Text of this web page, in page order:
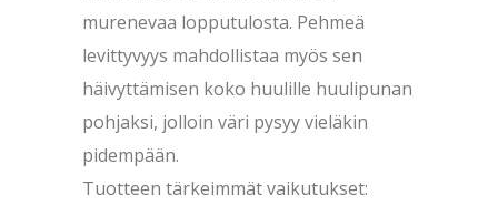
murenevaa lopputulosta. Pehmeä
levittyvyys mahdollistaa myös sen
häivyttämisen koko huulille huulipunan
pohjaksi, jolloin väri pysyy vieläkin
pidempään.
Tuotteen tärkeimmät vaikutukset: